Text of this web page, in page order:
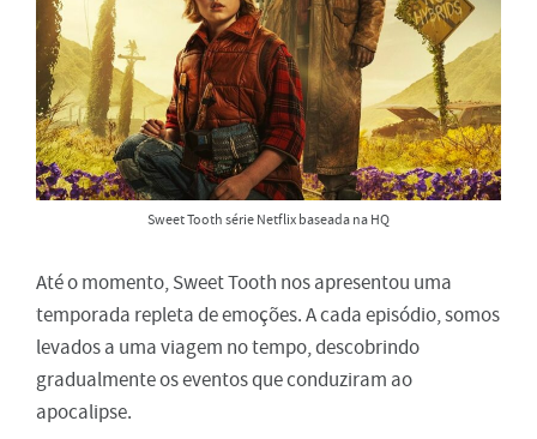
Sweet Tooth série Netflix baseada na HQ
Até o momento, Sweet Tooth nos apresentou uma
temporada repleta de emoções. A cada episódio, somos
levados a uma viagem no tempo, descobrindo
gradualmente os eventos que conduziram ao
apocalipse.